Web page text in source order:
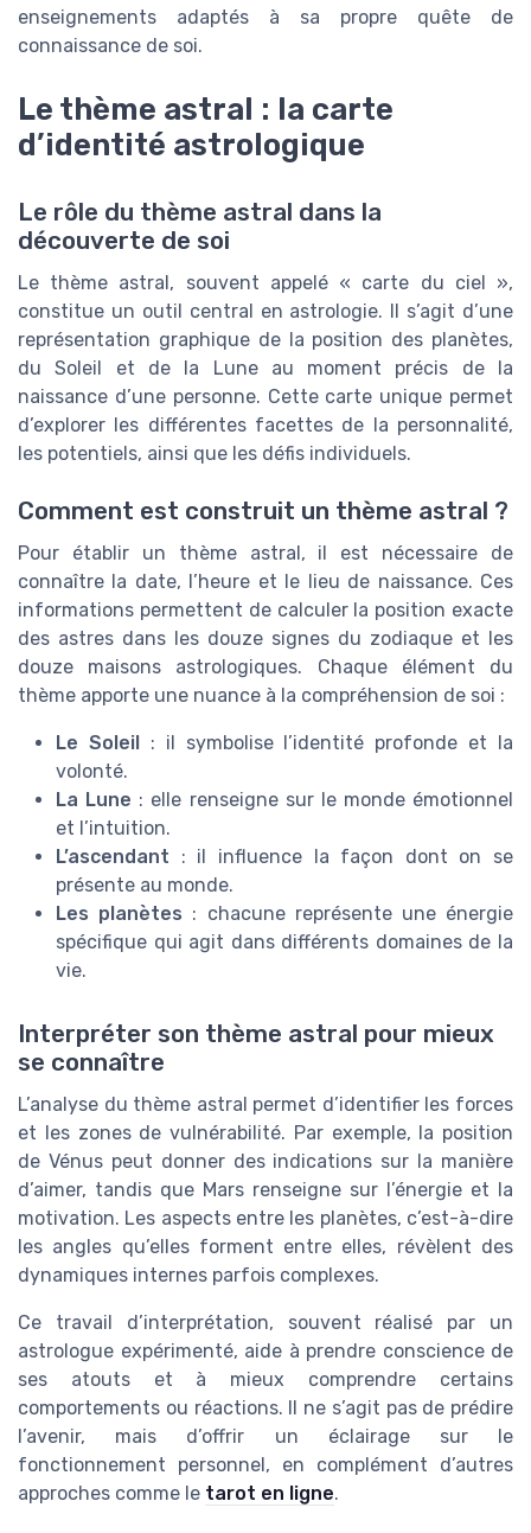
enseignements adaptés à sa propre quête de
connaissance de soi.
Le thème astral : la carte
d’identité astrologique
Le rôle du thème astral dans la
découverte de soi
Le thème astral, souvent appelé « carte du ciel »,
constitue un outil central en astrologie. Il s’agit d’une
représentation graphique de la position des planètes,
du Soleil et de la Lune au moment précis de la
naissance d’une personne. Cette carte unique permet
d’explorer les différentes facettes de la personnalité,
les potentiels, ainsi que les défis individuels.
Comment est construit un thème astral ?
Pour établir un thème astral, il est nécessaire de
connaître la date, l’heure et le lieu de naissance. Ces
informations permettent de calculer la position exacte
des astres dans les douze signes du zodiaque et les
douze maisons astrologiques. Chaque élément du
thème apporte une nuance à la compréhension de soi :
Le Soleil: il symbolise l’identité profonde et la
volonté.
La Lune : elle renseigne sur le monde émotionnel
et l’intuition.
L’ascendant : il influence la façon dont on se
présente au monde.
Les planètes : chacune représente une énergie
spécifique qui agit dans différents domaines de la
vie.
Interpréter son thème astral pour mieux
se connaître
L’analyse du thème astral permet d’identifier les forces
et les zones de vulnérabilité. Par exemple, la position
de Vénus peut donner des indications sur la manière
d’aimer, tandis que Mars renseigne sur l’énergie et la
motivation. Les aspects entre les planètes, c’est-à-dire
les angles qu’elles forment entre elles, révèlent des
dynamiques internes parfois complexes.
Ce travail d’interprétation, souvent réalisé par un
astrologue expérimenté, aide à prendre conscience de
ses atouts et à mieux comprendre certains
comportements ou réactions. Il ne s’agit pas de prédire
l’avenir, mais d’offrir un éclairage sur le
fonctionnement personnel, en complément d’autres
approches comme le tarot en ligne.